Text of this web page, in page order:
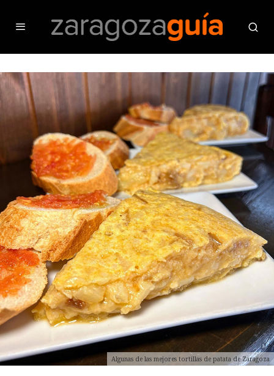
Algunas de las mejores tortillas de patata de Zaragoza